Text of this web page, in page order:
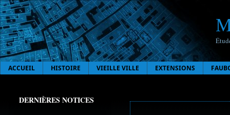
ACCUEIL HISTOIRE VIEILLE VILLE EXTENSIONS
DERNIÈRES NOTICES